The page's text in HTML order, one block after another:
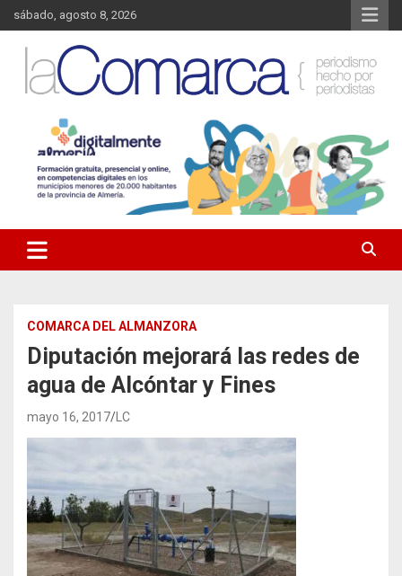
Saltar
al
contenido
sábado, agosto 8, 2026
La Comarca – Noticias del
Almanzora
Almanzora y sus localidades.
COMARCA DEL ALMANZORA
Diputación mejorará las redes de
agua de Alcóntar y Fines
mayo 16, 2017 LC